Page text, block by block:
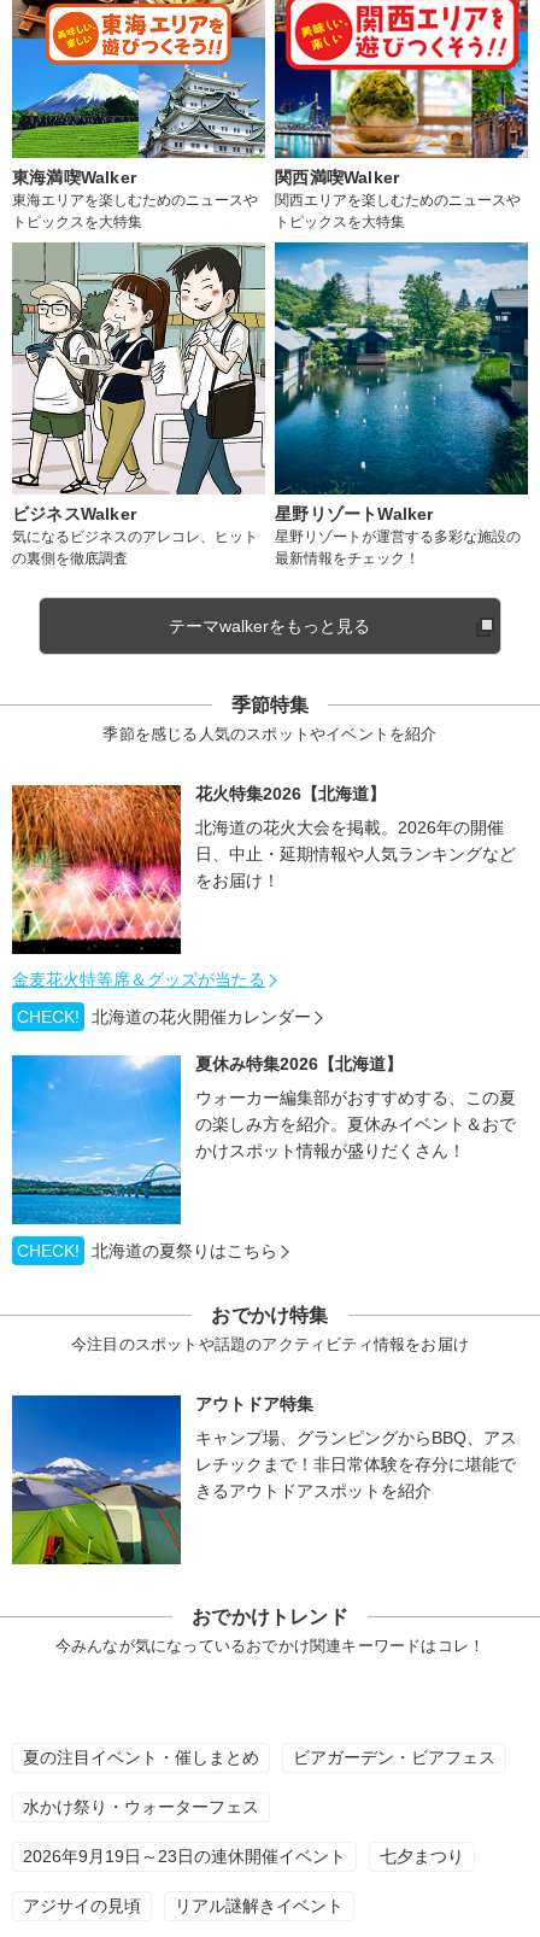
東海満喫Walker
東海エリアを楽しむためのニュースや
トピックスを大特集
関西満喫Walker
関西エリアを楽しむためのニュースや
トピックスを大特集
ビジネスWalker
気になるビジネスのアレコレ、ヒット
の裏側を徹底調査
星野リゾートWalker
星野リゾートが運営する多彩な施設の
最新情報をチェック！
テーマwalkerをもっと見る
季節特集
季節を感じる人気のスポットやイベントを紹介
花火特集2026【北海道】
北海道の花火大会を掲載。2026年の開催
日、中止・延期情報や人気ランキングなど
をお届け！
金麦花火特等席＆グッズが当たる
CHECK!
北海道の花火開催カレンダー
夏休み特集2026【北海道】
ウォーカー編集部がおすすめする、この夏
の楽しみ方を紹介。夏休みイベント＆おで
かけスポット情報が盛りだくさん！
CHECK! 北海道の夏祭りはこちら
おでかけ特集
今注目のスポットや話題のアクティビティ情報をお届け
アウトドア特集
キャンプ場、グランピングからBBQ、アス
レチックまで！非日常体験を存分に堪能で
きるアウトドアスポットを紹介
おでかけトレンド
今みんなが気になっているおでかけ関連キーワードはコレ！
夏の注目イベント・催しまとめ ビアガーデン・ビアフェス
水かけ祭り・ウォーターフェス
2026年9月19日～23日の連休開催イベント 七夕まつり
アジサイの見頃 リアル謎解きイベント